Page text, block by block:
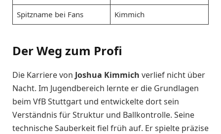
Spitzname bei Fans
Kimmich
Der Weg zum Profi
Die Karriere von Joshua Kimmich verlief nicht über
Nacht. Im Jugendbereich lernte er die Grundlagen
beim VfB Stuttgart und entwickelte dort sein
Verständnis für Struktur und Ballkontrolle. Seine
technische Sauberkeit fiel früh auf. Er spielte präzise